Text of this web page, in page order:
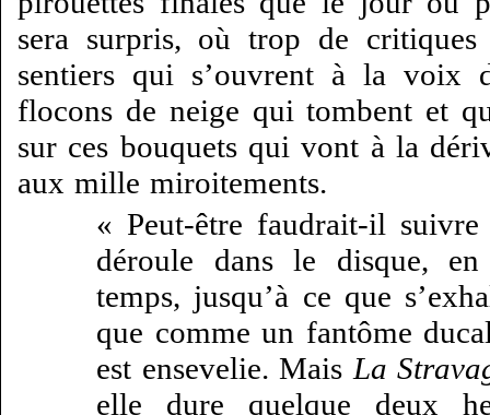
sera surpris, où trop de
sentiers qui s’ouvrent à la voix
flocons de neige qui tombent et
sur ces bouquets qui vont à la
aux mille miroitements.
« Peut-être faudrait-il
déroule dans le disque,
temps, jusqu’à ce que
que comme un fantôme
est ensevelie. Mais La
elle dure quelque deux